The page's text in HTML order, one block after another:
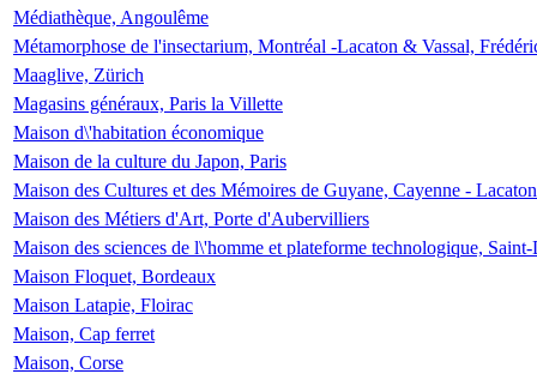
Médiathèque, Angoulême
Métamorphose de l'insectarium, Montréal -Lacaton & Vassal,
Maaglive, Zürich
Magasins généraux, Paris la Villette
Maison d\'habitation économique
Maison de la culture du Japon, Paris
Maison des Cultures et des Mémoires de Guyane, Cayenne -
Maison des Métiers d'Art, Porte d'Aubervilliers
Maison des sciences de l\'homme et plateforme technologique,
Maison Floquet, Bordeaux
Maison Latapie, Floirac
Maison, Cap ferret
Maison, Corse